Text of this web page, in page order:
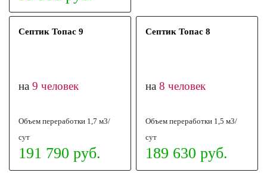
Септик Топас 9
на 9 человек
Объем переработки 1,7 м3/
сут
191 790 руб.
Септик Топас 8
на8 человек
Объем переработки 1,5 м3/
сут
189 630 руб.